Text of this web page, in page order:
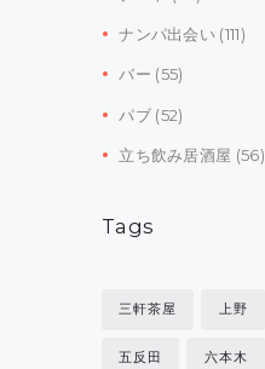
ナンパ出会い (111)
バー (55)
パブ(52)
立ち飲み居酒屋 (56)
Tags
三軒茶屋 上野
五反田 六本木